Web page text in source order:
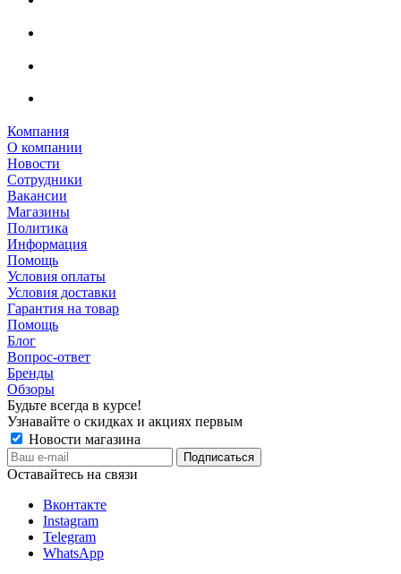
Компания
О компании
Новости
Сотрудники
Вакансии
Магазины
Политика
Информация
Помощь
Условия оплаты
Условия доставки
Гарантия на товар
Помощь
Блог
Вопрос-ответ
Бренды
Обзоры
Будьте всегда в курсе!
Узнавайте о скидках и акциях первым
Новости магазина
Оставайтесь на связи
Вконтакте
Instagram
Telegram
WhatsApp